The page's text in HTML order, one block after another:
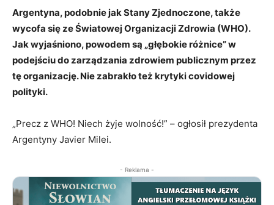
Argentyna, podobnie jak Stany Zjednoczone, także
wycofa się ze Światowej Organizacji Zdrowia (WHO).
Jak wyjaśniono, powodem są „głębokie różnice” w
podejściu do zarządzania zdrowiem publicznym przez
tę organizację. Nie zabrakło też krytyki covidowej
polityki.
„Precz z WHO! Niech żyje wolność!” – ogłosił prezydenta
Argentyny Javier Milei.
- Reklama -